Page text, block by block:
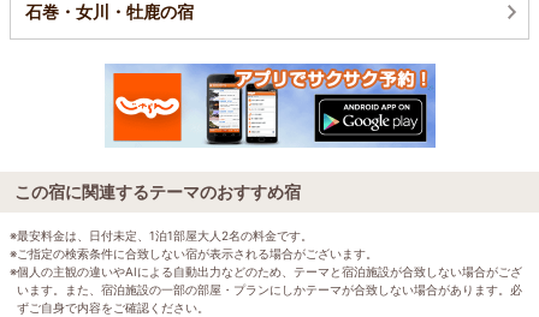
石巻・女川・牡鹿の宿
この宿に関連するテーマのおすすめ宿
※最安料金は、日付未定、1泊1部屋大人2名の料金です。
※ご指定の検索条件に合致しない宿が表示される場合がございます。
※個人の主観の違いやAIによる自動出力などのため、テーマと宿泊施設が合致しない場合がござ
います。また、宿泊施設の一部の部屋・プランにしかテーマが合致しない場合があります。必
ずご自身で内容をご確認ください。